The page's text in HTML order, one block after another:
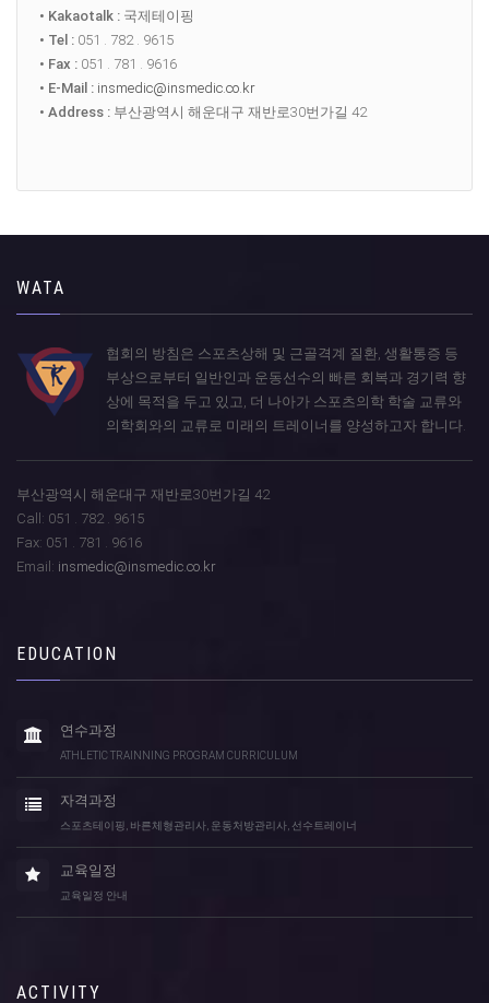
• Kakaotalk : 국제테이핑
• Tel : 051 . 782 . 9615
• Fax : 051 . 781 . 9616
• E-Mail : insmedic@insmedic.co.kr
• Address : 부산광역시 해운대구 재반로30번가길 42
WATA
협회의 방침은 스포츠상해 및 근골격계 질환, 생활통증 등
부상으로부터 일반인과 운동선수의 빠른 회복과 경기력 향
상에 목적을 두고 있고, 더 나아가 스포츠의학 학술 교류와
의학회와의 교류로 미래의 트레이너를 양성하고자 합니다.
부산광역시 해운대구 재반로30번가길 42
Call: 051 . 782 . 9615
Fax: 051 . 781 . 9616
Email: insmedic@insmedic.co.kr
EDUCATION
연수과정
ATHLETIC TRAINNING PROGRAM CURRICULUM
자격과정
스포츠테이핑, 바른체형관리사, 운동처방관리사, 선수트레이너
교육일정
교육일정 안내
ACTIVITY